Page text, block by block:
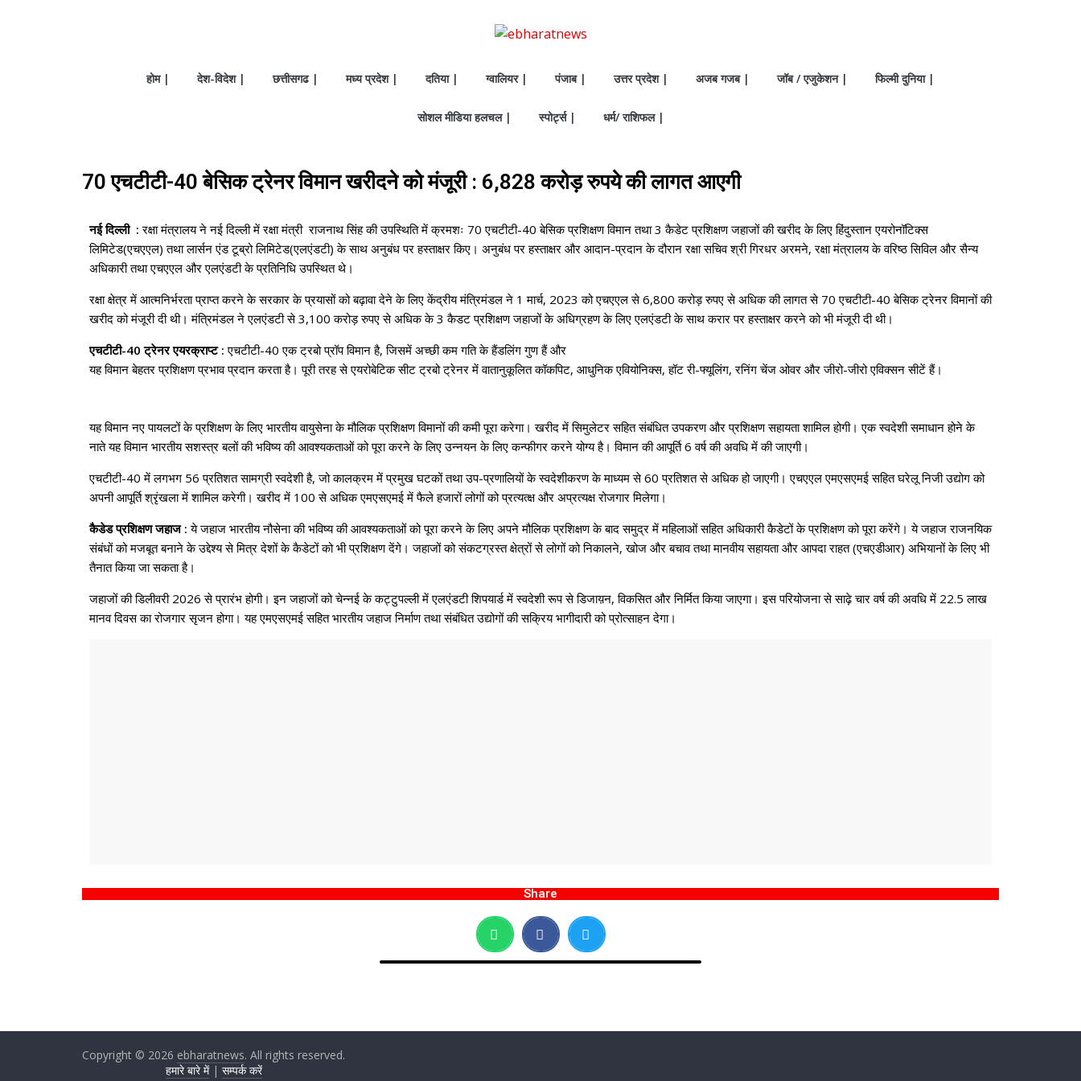
होम | देश-विदेश | छत्तीसगढ | मध्य प्रदेश | दतिया | ग्वालियर | पंजाब | उत्तर प्रदेश | अजब गजब | जॉब / एजुकेशन | फिल्मी दुनिया |
सोशल मीडिया हलचल | स्पोर्ट्स | धर्म/ राशिफल |
70 एचटीटी-40 बेसिक ट्रेनर विमान खरीदने को मंजूरी : 6,828 करोड़ रुपये की लागत आएगी
नई दिल्ली : रक्षा मंत्रालय ने नई दिल्ली में रक्षा मंत्री राजनाथ सिंह की उपस्थिति में क्रमशः 70 एचटीटी-40 बेसिक प्रशिक्षण विमान तथा 3 कैडेट प्रशिक्षण जहाजों की खरीद के लिए हिंदुस्तान एयरोनॉटिक्स
लिमिटेड(एचएएल) तथा लार्सन एंड टूब्रो लिमिटेड(एलएंडटी) के साथ अनुबंध पर हस्ताक्षर किए। अनुबंध पर हस्ताक्षर और आदान-प्रदान के दौरान रक्षा सचिव श्री गिरधर अरमने, रक्षा मंत्रालय के वरिष्ठ सिविल और सैन्य
अधिकारी तथा एचएएल और एलएंडटी के प्रतिनिधि उपस्थित थे।
रक्षा क्षेत्र में आत्मनिर्भरता प्राप्त करने के सरकार के प्रयासों को बढ़ावा देने के लिए केंद्रीय मंत्रिमंडल ने 1 मार्च, 2023 को एचएएल से 6,800 करोड़ रुपए से अधिक की लागत से 70 एचटीटी-40 बेसिक ट्रेनर विमानों की
खरीद को मंजूरी दी थी। मंत्रिमंडल ने एलएंडटी से 3,100 करोड़ रुपए से अधिक के 3 कैडट प्रशिक्षण जहाजों के अधिग्रहण के लिए एलएंडटी के साथ करार पर हस्ताक्षर करने को भी मंजूरी दी थी।
एचटीटी-40 ट्रेनर एयरक्राप्ट :एचटीटी-40 एक ट्रबो प्रॉप विमान है, जिसमें अच्छी कम गति के हैंडलिंग गुण हैं और
यह विमान बेहतर प्रशिक्षण प्रभाव प्रदान करता है। पूरी तरह से एयरोबेटिक सीट ट्रबो ट्रेनर में वातानुकूलित कॉकपिट, आधुनिक एवियोनिक्स, हॉट री-फ्यूलिंग, रनिंग चेंज ओवर और जीरो-जीरो एविक्सन सीटें हैं।
यह विमान नए पायलटों के प्रशिक्षण के लिए भारतीय वायुसेना के मौलिक प्रशिक्षण विमानों की कमी पूरा करेगा। खरीद में सिमुलेटर सहित संबंधित उपकरण और प्रशिक्षण सहायता शामिल होगी। एक स्वदेशी समाधान होने के
नाते यह विमान भारतीय सशस्त्र बलों की भविष्य की आवश्यकताओं को पूरा करने के लिए उन्नयन के लिए कन्फीगर करने योग्य है। विमान की आपूर्ति 6 वर्ष की अवधि में की जाएगी।
एचटीटी-40 में लगभग 56 प्रतिशत सामग्री स्वदेशी है, जो कालक्रम में प्रमुख घटकों तथा उप-प्रणालियों के स्वदेशीकरण के माध्यम से 60 प्रतिशत से अधिक हो जाएगी। एचएएल एमएसएमई सहित घरेलू निजी उद्योग को
अपनी आपूर्ति श्रृंखला में शामिल करेगी। खरीद में 100 से अधिक एमएसएमई में फैले हजारों लोगों को प्रत्यत्क्ष और अप्रत्यक्ष रोजगार मिलेगा।
कैडेड प्रशिक्षण जहाज :ये जहाज भारतीय नौसेना की भविष्य की आवश्यकताओं को पूरा करने के लिए अपने मौलिक प्रशिक्षण के बाद समुद्र में महिलाओं सहित अधिकारी कैडेटों के प्रशिक्षण को पूरा करेंगे। ये जहाज राजनयिक
संबंधों को मजबूत बनाने के उद्देश्य से मित्र देशों के कैडेटों को भी प्रशिक्षण देंगे। जहाजों को संकटग्रस्त क्षेत्रों से लोगों को निकालने, खोज और बचाव तथा मानवीय सहायता और आपदा राहत (एचएडीआर) अभियानों के लिए भी
तैनात किया जा सकता है।
जहाजों की डिलीवरी 2026 से प्रारंभ होगी। इन जहाजों को चेन्नई के कट्टुपल्ली में एलएंडटी शिपयार्ड में स्वदेशी रूप से डिजाय़न, विकसित और निर्मित किया जाएगा। इस परियोजना से साढ़े चार वर्ष की अवधि में 22.5 लाख
मानव दिवस का रोजगार सृजन होगा। यह एमएसएमई सहित भारतीय जहाज निर्माण तथा संबंधित उद्योगों की सक्रिय भागीदारी को प्रोत्साहन देगा।
Share
Copyright © 2026 ebharatnews. All rights reserved.
हमारे बारे में| सम्पर्क करें